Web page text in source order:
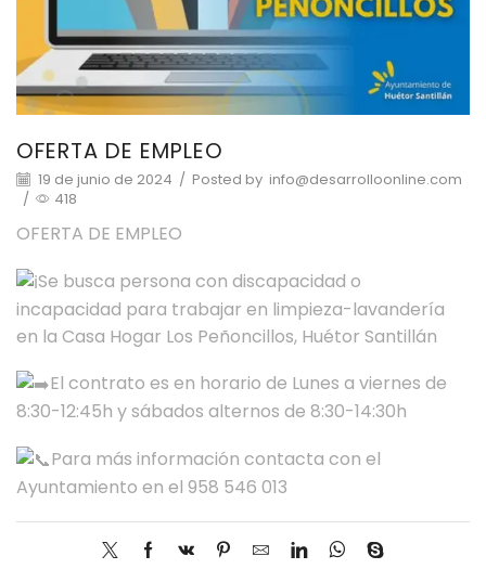
OFERTA DE EMPLEO
19 de junio de 2024 / Posted by info@desarrolloonline.com
/
418
OFERTA DE EMPLEO
Se busca persona con discapacidad o
incapacidad para trabajar en limpieza-lavandería
en la Casa Hogar Los Peñoncillos, Huétor Santillán
El contrato es en horario de Lunes a viernes de
8:30-12:45h y sábados alternos de 8:30-14:30h
Para más información contacta con el
Ayuntamiento en el 958 546 013